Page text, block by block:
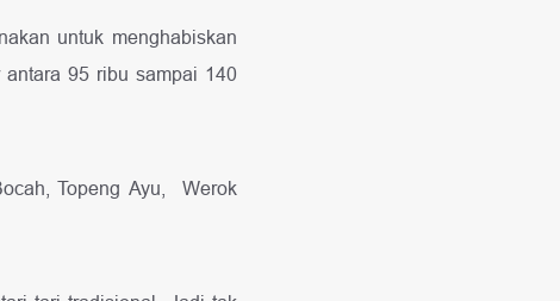
untuk menghabiskan
95 ribu sampai 140
Topeng Ayu, Werok